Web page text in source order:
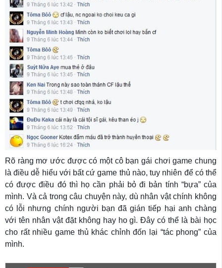
Rõ ràng mơ ước được có một cô bạn gái chơi game chung
là điều dễ hiểu với bất cứ game thủ nào, tuy nhiên để có thể
có được điều đó thì họ cần phải bỏ đi bản tính “bựa” của
mình. Và cả trong câu chuyện này, dù nhân vật chính không
có lỗi nhưng chính người bạn đã gián tiếp hại anh chàng
với tên nhân vật đặt không hay ho gì. Đây có thể là bài học
cho rất nhiều game thủ khác chỉnh đốn lại “tác phong” của
mình.